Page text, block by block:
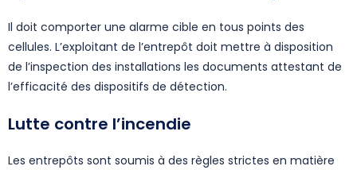
Il doit comporter une alarme cible en tous points des
cellules. L’exploitant de l’entrepôt doit mettre à disposition
de l’inspection des installations les documents attestant de
l’efficacité des dispositifs de détection.
Lutte contre l’incendie
Les entrepôts sont soumis à des règles strictes en matière